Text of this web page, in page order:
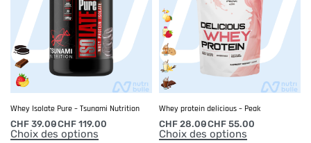
Whey Isolate Pure – Tsunami Nutrition
CHF 39.00CHF 119.00
Choix des options
Whey protein delicious – Peak
CHF 28.00CHF 55.00
Choix des options